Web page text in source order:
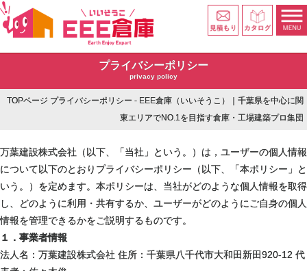
プライバシーポリシー
privacy policy
TOPページ プライバシーポリシー - EEE倉庫（いいそうこ）｜千葉県を中心に関
東エリアでNO.1を目指す倉庫・工場建築プロ集団
万葉建設株式会社（以下、「当社」という。）は，ユーザーの個人情報
について以下のとおりプライバシーポリシー（以下、「本ポリシー」と
いう。）を定めます。本ポリシーは、当社がどのような個人情報を取得
し、どのように利用・共有するか、ユーザーがどのようにご自身の個人
情報を管理できるかをご説明するものです。
１．事業者情報
法人名：万葉建設株式会社 住所：千葉県八千代市大和田新田920-12 代